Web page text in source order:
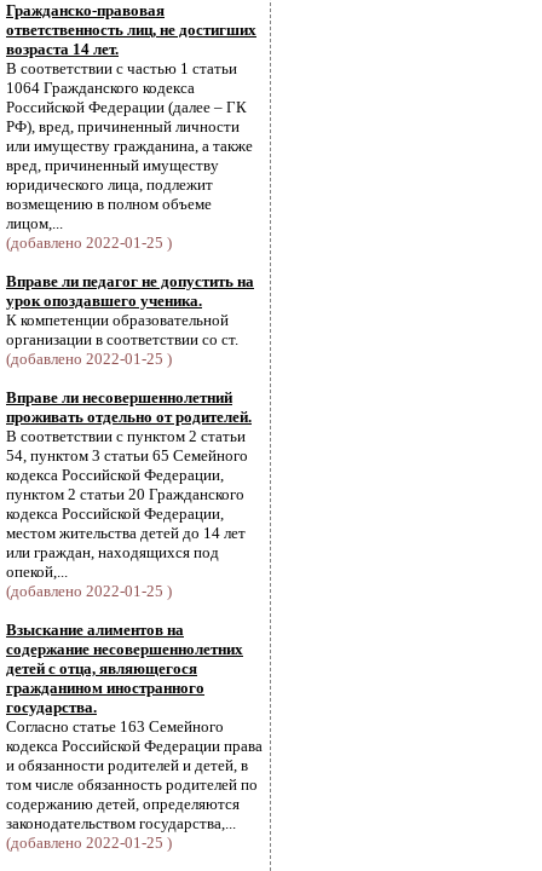
Гражданско-правовая
ответственность лиц, не достигших
возраста 14 лет.
В соответствии с частью 1 статьи
1064 Гражданского кодекса
Российской Федерации (далее – ГК
РФ), вред, причиненный личности
или имуществу гражданина, а также
вред, причиненный имуществу
юридического лица, подлежит
возмещению в полном объеме
лицом,...
(добавлено 2022-01-25 )
Вправе ли педагог не допустить на
урок опоздавшего ученика.
К компетенции образовательной
организации в соответствии со ст.
(добавлено 2022-01-25 )
Вправе ли несовершеннолетний
проживать отдельно от родителей.
В соответствии с пунктом 2 статьи
54, пунктом 3 статьи 65 Семейного
кодекса Российской Федерации,
пунктом 2 статьи 20 Гражданского
кодекса Российской Федерации,
местом жительства детей до 14 лет
или граждан, находящихся под
опекой,...
(добавлено 2022-01-25 )
Взыскание алиментов на
содержание несовершеннолетних
детей с отца, являющегося
гражданином иностранного
государства.
Согласно статье 163 Семейного
кодекса Российской Федерации права
и обязанности родителей и детей, в
том числе обязанность родителей по
содержанию детей, определяются
законодательством государства,...
(добавлено 2022-01-25 )